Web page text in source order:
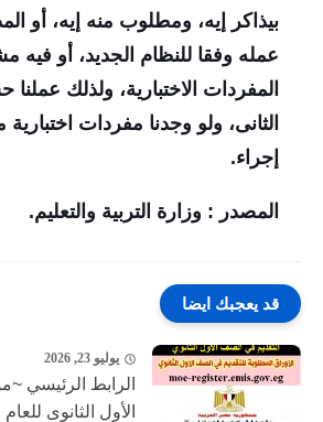
بيذاكر إيه، ومطلوب منه إيه، أو
عمله وفقا للنظام الجديد، أو فيه
المفردات الاختبارية، ولذلك عملنا
الثانى، ولو وجدنا مفردات اختبارية
إجراء.
المصدر : وزارة التربية والتعليم.
قد يعجبك ايضا
يوليو 23, 2026
الرابط الرئيسي